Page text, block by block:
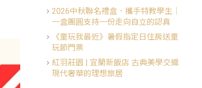
2026中秋聯名禮盒．攜手特教學生│
一盒團圓支持一份走向自立的認真
《童玩我最近》暑假指定日住房送童
玩節門票
紅羽莊園 | 宜蘭新飯店 古典美學交織
現代奢華的理想旅居